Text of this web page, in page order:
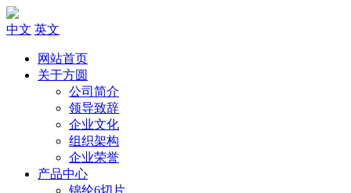
中文 英文
网站首页
关于方圆
公司简介
领导致辞
企业文化
组织架构
企业荣誉
产品中心
锦纶6切片